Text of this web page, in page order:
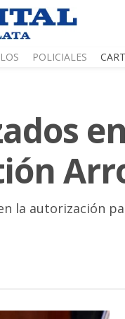
POLICIALES
en
la autorización